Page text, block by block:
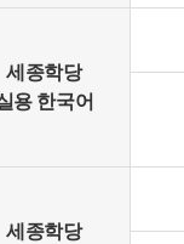
세종학당
용 한국어
세종학당